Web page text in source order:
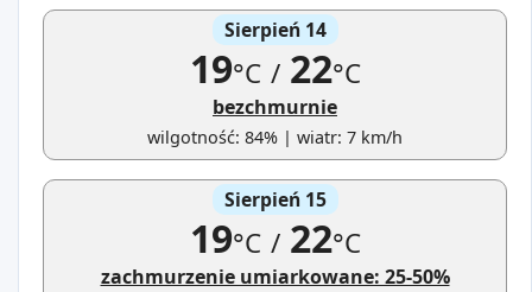
Sierpień 14
19°C /22°C
bezchmurnie
wilgotność: 84% | wiatr: 7 km/h
Sierpień 15
19°C /22°C
zachmurzenie umiarkowane: 25-50%